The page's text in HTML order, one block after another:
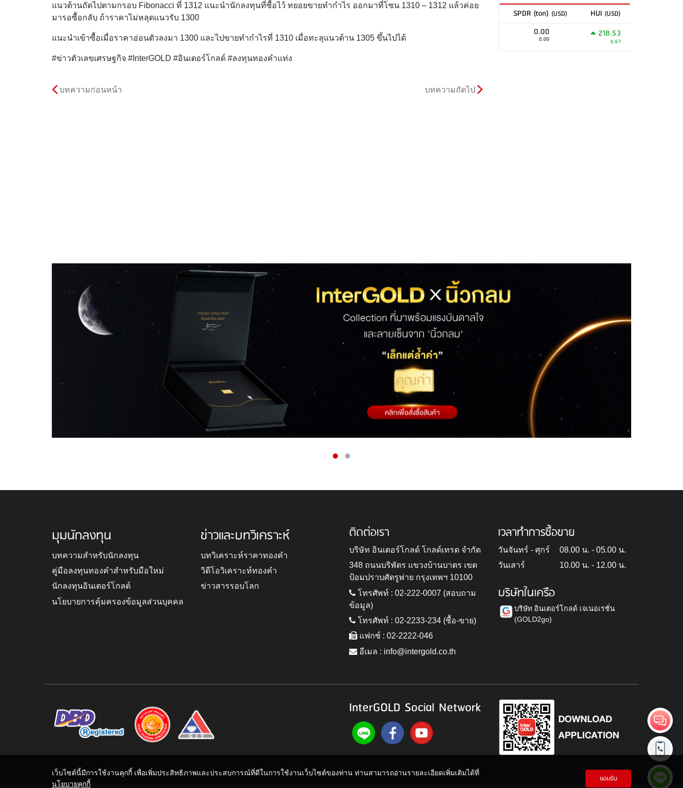
แนวต้านถัดไปตามกรอบ Fibonacci ที่ 1312 แนะนำนักลงทุนที่ซื้อไว้ ทยอยขายทำกำไร ออกมาที่โซน 1310 – 1312 แล้วค่อย
มารอซื้อกลับ ถ้าราคาไม่หลุดแนวรับ 1300
แนะนำเข้าซื้อเมื่อราคาอ่อนตัวลงมา 1300 และไปขายทำกำไรที่ 1310 เมื่อทะลุแนวต้าน 1305 ขึ้นไปได้
#ข่าวตัวเลขเศรษฐกิจ #InterGOLD #อินเตอร์โกลด์ #ลงทุนทองคำแท่ง
บทความก่อนหน้า บทความถัดไป
SPDR (ton) (USD) HUI (USD)
0.00
0.00 218.53
0.67
มุมนักลงทุน
บทความสำหรับนักลงทุน
คู่มือลงทุนทองคำสำหรับมือใหม่
นักลงทุนอินเตอร์โกลด์
นโยบายการคุ้มครองข้อมูลส่วนบุคคล
ข่าวและบทวิเคราะห์
บทวิเคราะห์ราคาทองคำ
วิดีโอวิเคราะห์ทองคำ
ข่าวสารรอบโลก
ติดต่อเรา
บริษัท อินเตอร์โกลด์ โกลด์เทรด จำกัด
348 ถนนบริพัตร แขวงบ้านบาตร เขต
ป้อมปราบศัตรูพ่าย กรุงเทพฯ 10100
โทรศัพท์ : 02-222-0007 (สอบถาม
ข้อมูล)
โทรศัพท์ : 02-2233-234 (ซื้อ-ขาย)
แฟกซ์ : 02-2222-046
อีเมล : info@intergold.co.th
เวลาทำการซื้อขาย
วันจันทร์ - ศุกร์
08.00 น. - 05.00 น.
วันเสาร์
10.00 น. - 12.00 น.
บริษัทในเครือ
บริษัท อินเตอร์โกลด์ เจเนอเรชั่น
(GOLD2go)
InterGOLD Social Network
เว็บไซต์นี้มีการใช้งานคุกกี้ เพื่อเพิ่มประสิทธิภาพและประสบการณ์ที่ดีในการใช้งานเว็บไซต์ของท่าน ท่านสามารถอ่านรายละเอียดเพิ่มเติมได้ที่
นโยบายคุกกี้
ยอมรับ